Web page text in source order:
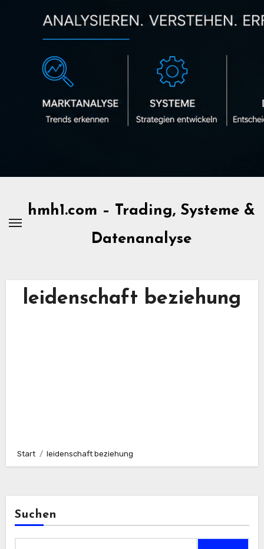
hmh1.com – Trading, Systeme &
Datenanalyse
leidenschaft beziehung
Start leidenschaft beziehung
Suchen